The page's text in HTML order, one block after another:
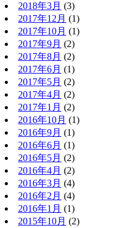
2018年3月 (3)
2017年12月 (1)
2017年10月 (1)
2017年9月 (2)
2017年8月 (2)
2017年6月 (1)
2017年5月 (2)
2017年4月 (2)
2017年1月 (2)
2016年10月 (1)
2016年9月 (1)
2016年6月 (1)
2016年5月 (2)
2016年4月 (2)
2016年3月 (4)
2016年2月 (4)
2016年1月 (1)
2015年10月 (2)